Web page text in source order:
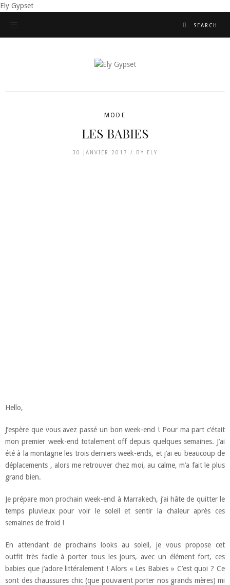
Ely Gypset
MODE
LES BABIES
30 JANVIER 2017 / BY ELY
Hello,
J’espère que vous avez passé un bon week-end ! Pour ma part c’était
mon premier week-end totalement off depuis quelques semaines. J’ai
été à la montagne les trois derniers week-ends, et j’ai eu beaucoup de
déplacements , alors me retrouver chez moi, au calme, m’a fait le plus
grand bien.
Je prépare mon prochain week-end à Marrakech, j’ai hâte de quitter le
temps pluvieux pour voir le soleil et sentir la chaleur après ces
semaines de froid !
En attendant de prochains looks au soleil, je vous propose cet
outfit très facile à porter tous les jours, avec un élément fort, ces
babies que j’adore littéralement ! Alors « Les Babies » C’est quoi ? Ce
sont des chaussures chic (que pouvaient porter nos grands mères) mi